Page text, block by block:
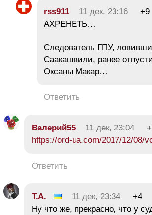
rss911 11 дек, 23:16
+9
АХРЕНЕТЬ…
Следователь ГПУ,
Саакашвили, ранее
Оксаны Макар…
Ответить
Валерий55 11 дек, 23:04
https://ord-ua.com/2017/12/08/
Ответить
Т.А. 11 дек, 23:34
+4
Ну что же, прекрасно, что у